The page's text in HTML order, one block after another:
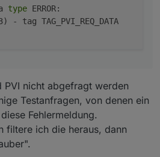
type ERROR:
(3) - tag TAG_PVI_REQ_DATA
PVI nicht abgefragt werden
Testanfragen, von denen ein
Fehlermeldung.
filtere ich die heraus, dann